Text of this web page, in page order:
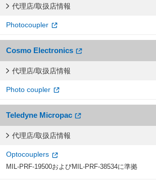
代理店/取扱店情報
Photocoupler
Cosmo Electronics
代理店/取扱店情報
Photo coupler
Teledyne Micropac
代理店/取扱店情報
Optocouplers
MIL-PRF-19500およびMIL-PRF-38534に準拠